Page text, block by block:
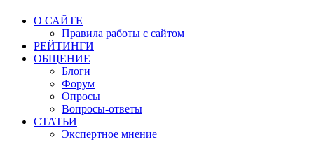
О САЙТЕ
Правила работы с сайтом
РЕЙТИНГИ
ОБЩЕНИЕ
Блоги
Форум
Опросы
Вопросы-ответы
СТАТЬИ
Экспертное мнение